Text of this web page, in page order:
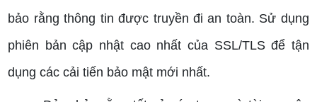
bảo rằng thông tin được truyền đi an toàn. Sử dụng
phiên bản cập nhật cao nhất của SSL/TLS để tận
dụng các cải tiến bảo mật mới nhất.